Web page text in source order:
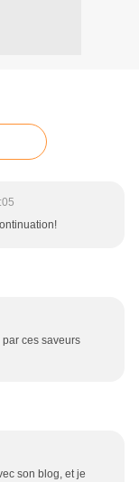
ces saveurs
son blog, et je